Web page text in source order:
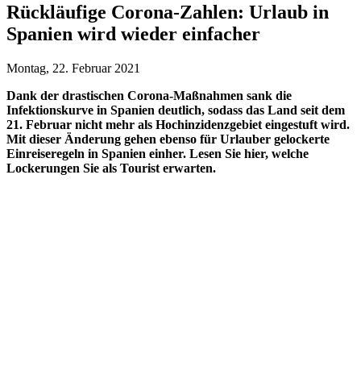
Rückläufige Corona-Zahlen: Urlaub in
Spanien wird wieder einfacher
Montag, 22. Februar 2021
Dank der drastischen Corona-Maßnahmen sank die
Infektionskurve in Spanien deutlich, sodass das Land seit dem
21. Februar nicht mehr als Hochinzidenzgebiet eingestuft wird.
Mit dieser Änderung gehen ebenso für Urlauber gelockerte
Einreiseregeln in Spanien einher. Lesen Sie hier, welche
Lockerungen Sie als Tourist erwarten.